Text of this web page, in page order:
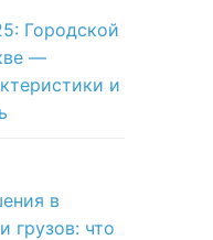
Городской
—
и
в
грузов: что